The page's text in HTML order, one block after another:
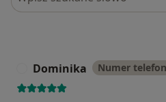
Dominika Numer